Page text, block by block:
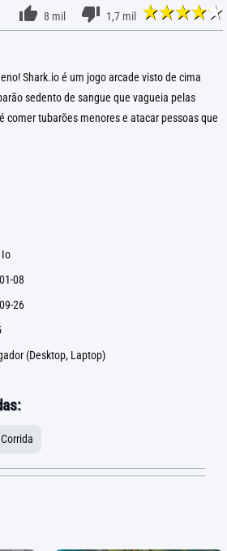
8 mil 1,7 mil
Shark.io é um jogo arcade visto de cima
sedento de sangue que vagueia pelas
comer tubarões menores e atacar pessoas que
Io
08
26
(Desktop, Laptop)
Corrida